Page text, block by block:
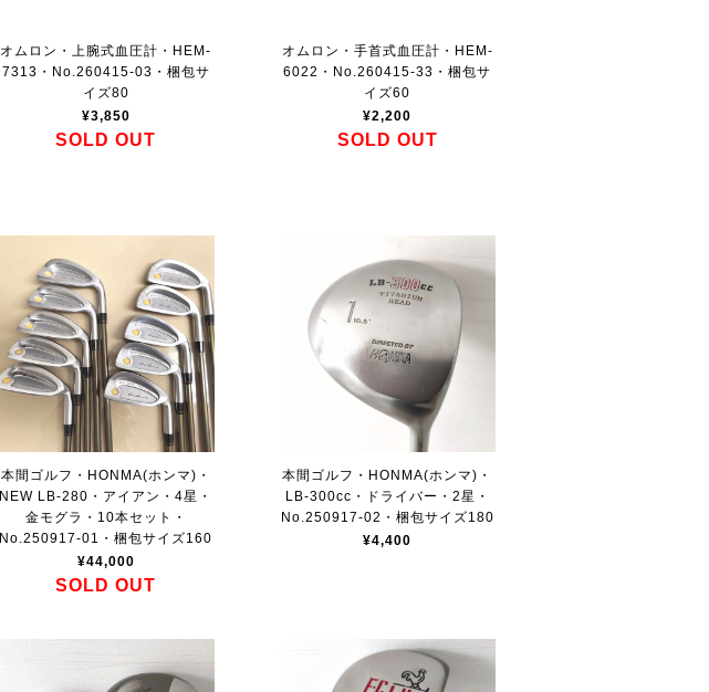
オムロン・上腕式血圧計・HEM-
7313・No.260415-03・梱包サ
イズ80
¥3,850
SOLD OUT
オムロン・手首式血圧計・HEM-
6022・No.260415-33・梱包サ
イズ60
¥2,200
SOLD OUT
本間ゴルフ・HONMA(ホンマ)・
NEW LB-280・アイアン・4星・
金モグラ・10本セット・
No.250917-01・梱包サイズ160
¥44,000
SOLD OUT
本間ゴルフ・HONMA(ホンマ)・
LB-300cc・ドライバー・2星・
No.250917-02・梱包サイズ180
¥4,400